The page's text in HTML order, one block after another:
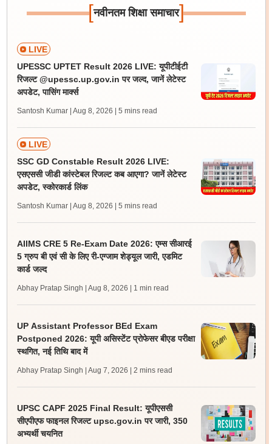
[नवीनतम शिक्षा समाचार]
LIVE
UPESSC UPTET Result 2026 LIVE: यूपीटीईटी
रिजल्ट @upessc.up.gov.in पर जल्द, जानें लेटेस्ट
अपडेट, पासिंग मार्क्स
Santosh Kumar | Aug 8, 2026 | 5 mins read
LIVE
SSC GD Constable Result 2026 LIVE:
एसएससी जीडी कांस्टेबल रिजल्ट कब आएगा? जानें लेटेस्ट
अपडेट, स्कोरकार्ड लिंक
Santosh Kumar | Aug 8, 2026 | 5 mins read
AIIMS CRE 5 Re-Exam Date 2026: एम्स सीआरई
5 ग्रुप बी एवं सी के लिए री-एग्जाम शेड्यूल जारी, एडमिट
कार्ड जल्द
Abhay Pratap Singh | Aug 8, 2026 | 1 min read
UP Assistant Professor BEd Exam
Postponed 2026: यूपी असिस्टेंट प्रोफेसर बीएड परीक्षा
स्थगित, नई तिथि बाद में
Abhay Pratap Singh | Aug 7, 2026 | 2 mins read
UPSC CAPF 2025 Final Result: यूपीएससी
सीएपीएफ फाइनल रिजल्ट upsc.gov.in पर जारी, 350
अभ्यर्थी चयनित